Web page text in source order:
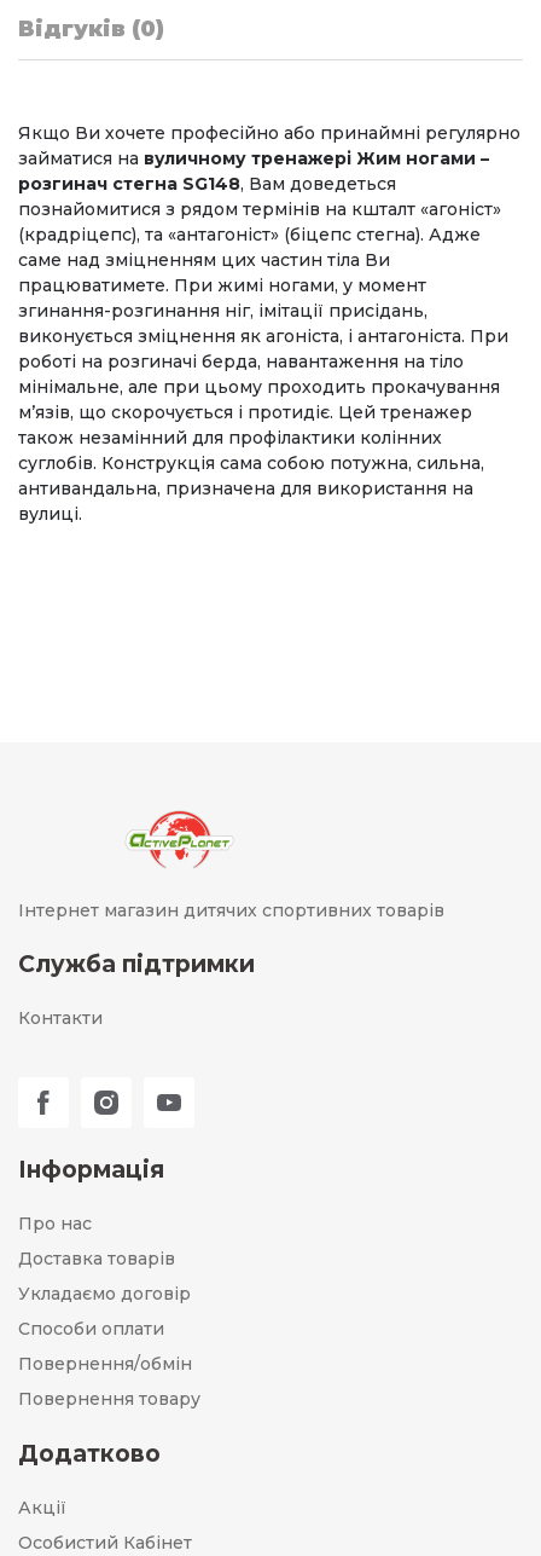
Відгуків (0)
Якщо Ви хочете професійно або принаймні регулярно
займатися на вуличному тренажері Жим ногами –
розгинач стегна SG148, Вам доведеться
познайомитися з рядом термінів на кшталт «агоніст»
(крадріцепс), та «антагоніст» (біцепс стегна). Адже
саме над зміцненням цих частин тіла Ви
працюватимете. При жимі ногами, у момент
згинання-розгинання ніг, імітації присідань,
виконується зміцнення як агоніста, і антагоніста. При
роботі на розгиначі берда, навантаження на тіло
мінімальне, але при цьому проходить прокачування
м’язів, що скорочується і протидіє. Цей тренажер
також незамінний для профілактики колінних
суглобів. Конструкція сама собою потужна, сильна,
антивандальна, призначена для використання на
вулиці.
Інтернет магазин дитячих спортивних товарів
Служба підтримки
Контакти
Інформація
Про нас
Доставка товарів
Укладаємо договір
Способи оплати
Повернення/обмін
Повернення товару
Додатково
Акції
Особистий Кабінет